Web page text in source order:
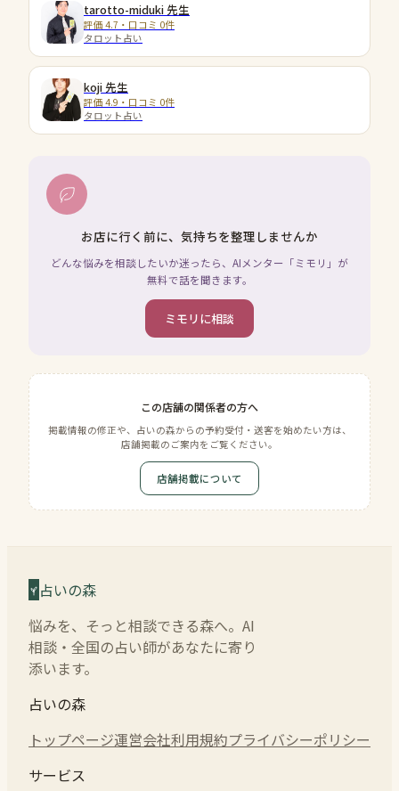
tarotto-miduki 先生
評価 4.7・口コミ 0件
タロット占い
koji 先生
評価 4.9・口コミ 0件
タロット占い
お店に行く前に、気持ちを整理しませんか
どんな悩みを相談したいか迷ったら、AIメンター「ミモリ」が
無料で話を聞きます。
ミモリに相談
この店舗の関係者の方へ
掲載情報の修正や、占いの森からの予約受付・送客を始めたい方は、
店舗掲載のご案内をご覧ください。
店舗掲載について
占いの森
悩みを、そっと相談できる森へ。AI
相談・全国の占い師があなたに寄り
添います。
占いの森
トップページ運営会社利用規約プライバシーポリシー
サービス